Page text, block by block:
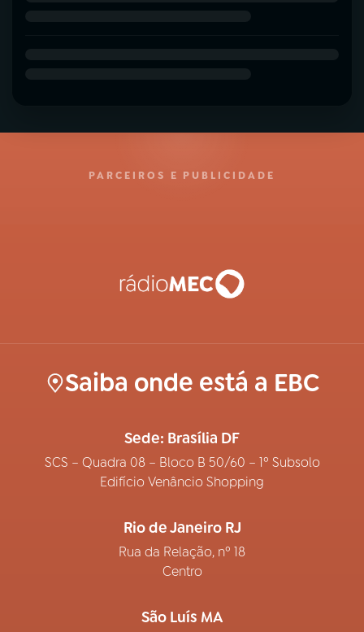
PARCEIROS E PUBLICIDADE
Saiba onde está a EBC
Sede: Brasília DF
SCS – Quadra 08 – Bloco B 50/60 – 1º Subsolo
Edifício Venâncio Shopping
Rio de Janeiro RJ
Rua da Relação, nº 18
Centro
São Luís MA